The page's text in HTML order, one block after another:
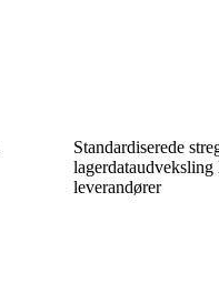
Standardiserede
lagerdataudveksling
leverandører